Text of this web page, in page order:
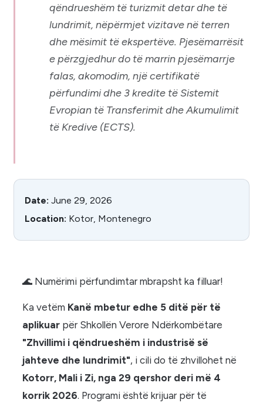
qëndrueshëm të turizmit detar dhe të
lundrimit, nëpërmjet vizitave në terren
dhe mësimit të ekspertëve. Pjesëmarrësit
e përzgjedhur do të marrin pjesëmarrje
falas, akomodim, një certifikatë
përfundimi dhe 3 kredite të Sistemit
Evropian të Transferimit dhe Akumulimit
të Kredive (ECTS).
Date: June 29, 2026
Location: Kotor, Montenegro
🌊 Numërimi përfundimtar mbrapsht ka filluar!
Ka vetëm Kanë mbetur edhe 5 ditë për të
aplikuar për Shkollën Verore Ndërkombëtare
"Zhvillimi i qëndrueshëm i industrisë së
jahteve dhe lundrimit", i cili do të zhvillohet në
Kotorr, Mali i Zi, nga 29 qershor deri më 4
korrik 2026. Programi është krijuar për të